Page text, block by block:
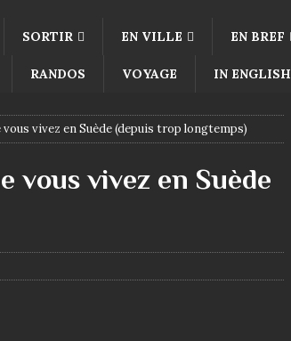
SORTIR EN VILLE EN BREF
RANDOS VOYAGE IN ENGLISH
vivez en Suède (depuis trop longtemps)
vous vivez en Suède